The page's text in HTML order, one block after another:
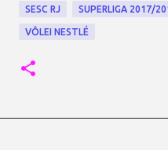
SESC RJ SUPERLIGA 2017/
VÔLEI NESTLÉ